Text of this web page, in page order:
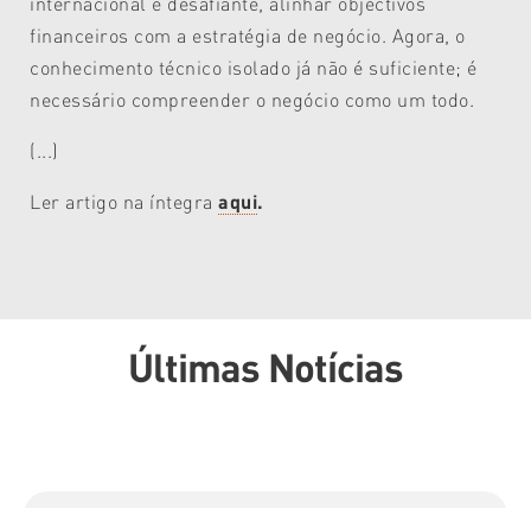
financeiros com a estratégia de negócio. Agora, o
conhecimento técnico isolado já não é suficiente; é
necessário compreender o negócio como um todo.
(...)
Ler artigo na íntegraaqui.
Últimas Notícias